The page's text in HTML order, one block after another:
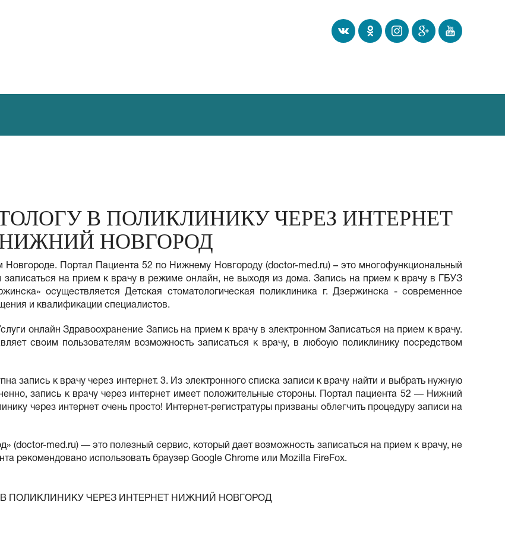
В ПОЛИКЛИНИКУ ЧЕРЕЗ ИНТЕРНЕТ
НОВГОРОД
Портал Пациента 52 по Нижнему Новгороду (doctor-med.ru) – это многофункциональный
на прием к врачу в режиме онлайн, не выходя из дома. Запись на прием к врачу в ГБУЗ
осуществляется Детская стоматологическая поликлиника г. Дзержинска - современное
и квалификации специалистов.
онлайн Здравоохранение Запись на прием к врачу в электронном Записаться на прием к врачу.
своим пользователям возможность записаться к врачу, в любоую поликлинику посредством
запись к врачу через интернет. 3. Из электронного списка записи к врачу найти и выбрать нужную
запись к врачу через интернет имеет положительные стороны. Портал пациента 52 — Нижний
через интернет очень просто! Интернет-регистратуры призваны облегчить процедуру записи на
(doctor-med.ru) — это полезный сервис, который дает возможность записаться на прием к врачу, не
рекомендовано использовать браузер Google Chrome или Mozilla FireFox.
ПОЛИКЛИНИКУ ЧЕРЕЗ ИНТЕРНЕТ НИЖНИЙ НОВГОРОД